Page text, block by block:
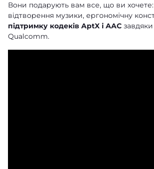
Вони подарують вам все, що ви
відтворення музики, ергономічну
підтримку кодеків AptX і AAC завдяки
Qualcomm.